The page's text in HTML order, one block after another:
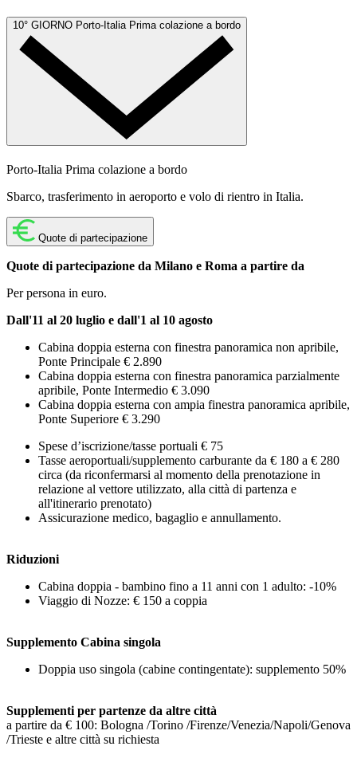
10° GIORNO Porto-Italia Prima colazione a bordo
Porto-Italia Prima colazione a bordo
Sbarco, trasferimento in aeroporto e volo di rientro in Italia.
Quote di partecipazione
Quote di partecipazione da Milano e Roma a partire da
Per persona in euro.
Dall'11 al 20 luglio e dall'1 al 10 agosto
Cabina doppia esterna con finestra panoramica non apribile,
Ponte Principale € 2.890
Cabina doppia esterna con finestra panoramica parzialmente
apribile, Ponte Intermedio € 3.090
Cabina doppia esterna con ampia finestra panoramica apribile,
Ponte Superiore € 3.290
Spese d’iscrizione/tasse portuali € 75
Tasse aeroportuali/supplemento carburante da € 180 a € 280
circa (da riconfermarsi al momento della prenotazione in
relazione al vettore utilizzato, alla città di partenza e
all'itinerario prenotato)
Assicurazione medico, bagaglio e annullamento.
Riduzioni
Cabina doppia - bambino fino a 11 anni con 1 adulto: -10%
Viaggio di Nozze: € 150 a coppia
Supplemento Cabina singola
Doppia uso singola (cabine contingentate): supplemento 50%
Supplementi per partenze da altre città
a partire da € 100: Bologna /Torino /Firenze/Venezia/Napoli/Genova
/Trieste e altre città su richiesta